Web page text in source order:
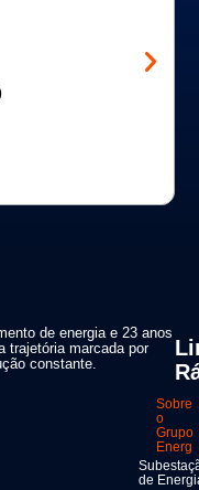
de energia e 23 anos
trajetória marcada por
constante.
Sobre
o
Grupo
Energ
de